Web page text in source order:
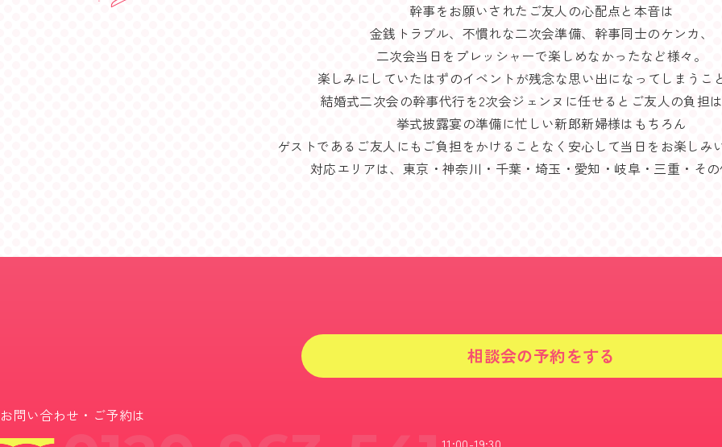
幹事をお願いされたご友人の心配点と本音は
金銭トラブル、不慣れな二次会準備、幹事同士のケンカ、
二次会当日をプレッシャーで楽しめなかったなど様々。
楽しみにしていたはずのイベントが残念な思い出になってしまう
結婚式二次会の幹事代行を2次会ジェンヌに任せるとご友人の負担
挙式披露宴の準備に忙しい新郎新婦様はもちろん
ゲストであるご友人にもご負担をかけることなく安心して当日をお楽しみ
対応エリアは、東京・神奈川・千葉・埼玉・愛知・岐阜・三重・そ
相談会の予約をする
お問い合わせ・ご予約は
11:00-19:30